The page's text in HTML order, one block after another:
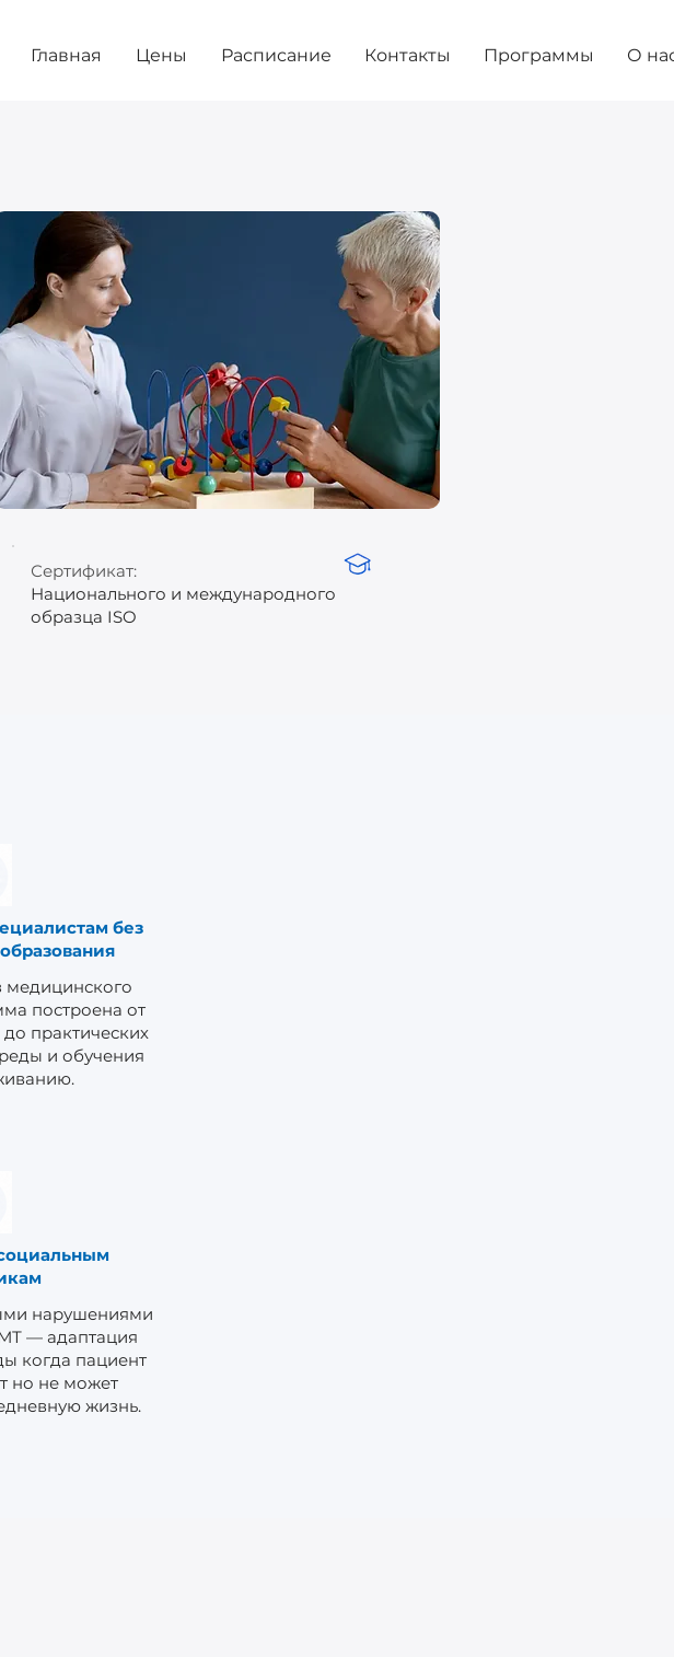
Главная Цены Расписание Контакты Программы О
Сертификат:
Национального и международного
образца ISO
без
медицинского
построена от
практических
и обучения
нарушениями
— адаптация
когда пациент
но не может
жизнь.